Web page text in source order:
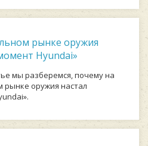
рынке оружия
Hyundai»
мы разберемся, почему на
рынке оружия настал